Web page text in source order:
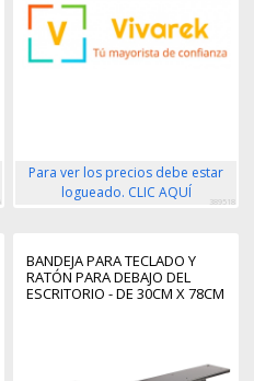
Para ver los precios debe estar
logueado. CLIC AQUÍ
389518
BANDEJA PARA TECLADO Y
RATÓN PARA DEBAJO DEL
ESCRITORIO - DE 30CM X 78CM
SOPORTE PARA LAS MUÑECAS
- GIRO E INCLINACIÓN